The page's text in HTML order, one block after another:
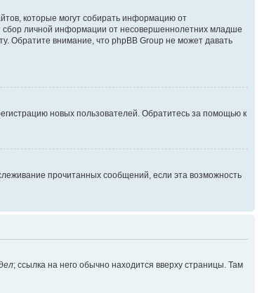
которые могут собирать информацию от
сбор личной информации от несовершеннолетних младше
Обратите внимание, что phpBB Group не может давать
новых пользователей. Обратитесь за помощью к
прочитанных сообщений, если эта возможность
; ссылка на него обычно находится вверху страницы. Там